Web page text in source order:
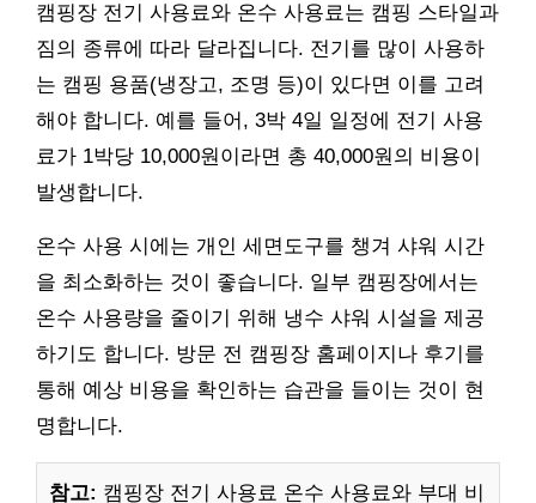
캠핑장 전기 사용료와 온수 사용료는 캠핑 스타일과
짐의 종류에 따라 달라집니다. 전기를 많이 사용하
는 캠핑 용품(냉장고, 조명 등)이 있다면 이를 고려
해야 합니다. 예를 들어, 3박 4일 일정에 전기 사용
료가 1박당 10,000원이라면 총 40,000원의 비용이
발생합니다.
온수 사용 시에는 개인 세면도구를 챙겨 샤워 시간
을 최소화하는 것이 좋습니다. 일부 캠핑장에서는
온수 사용량을 줄이기 위해 냉수 샤워 시설을 제공
하기도 합니다. 방문 전 캠핑장 홈페이지나 후기를
통해 예상 비용을 확인하는 습관을 들이는 것이 현
명합니다.
참고: 캠핑장 전기 사용료 온수 사용료와 부대 비